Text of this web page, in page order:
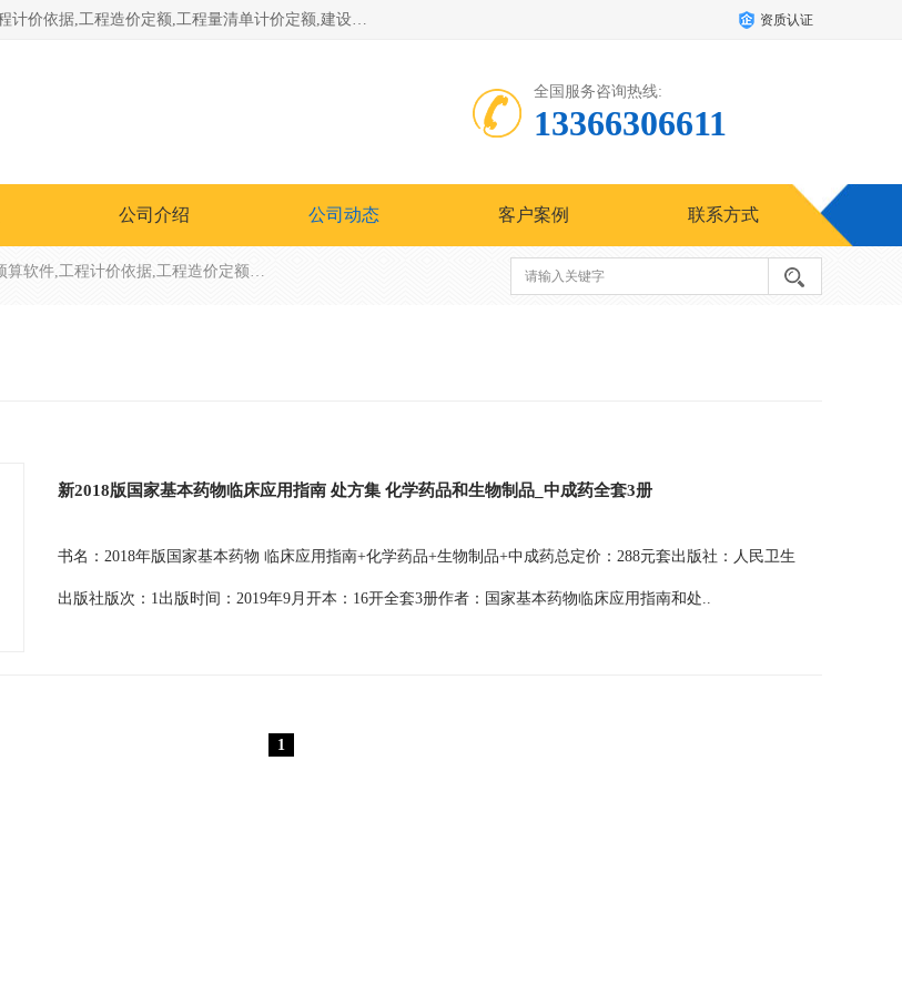
北京北腾文化发展有限公司：主营31个省建设工程预算书,工程预算软件,工程计价依据,工程造价定额,工程量清单计价定额,建设工程量消耗量定额,各行业工程预算定额,铁路定额,电力定额,矿山定额,*,黄金定额,钢铁企业检修定额,中石化安装检修定额,煤矿图书,医院书籍等.诚信的经营，在发展的同时公司不忘不断总结不断优化为客户的服务，和一如既往的热情赢得了新老客户的极高评价及青睐。 资质认证
全国服务咨询热线:
13366306611
公司介绍 公司动态 客户案例 联系方式
北京北腾文化发展有限公司：主营31个省建设工程预算书,工程预算软件,工程计价依据,工程造价定额,工程量清单计价定额,建设工程量消耗量定额,各行业工程预算定额,铁路定额,电力定额,矿山定额,*,黄金定额,钢铁企业检修定额,中石化安装检修定额,煤矿图书,医院书籍等.诚信的经营，在发展的同时公司不忘不断总结不断优化为客户的服务，和一如既往的热情赢得了新老客户的极高评价及青睐。
新2018版国家基本药物临床应用指南 处方集 化学药品和生物制品_中成药全套3册
书名：2018年版国家基本药物 临床应用指南+化学药品+生物制品+中成药总定价：288元套出版社：人民卫生
出版社版次：1出版时间：2019年9月开本：16开全套3册作者：国家基本药物临床应用指南和处..
1